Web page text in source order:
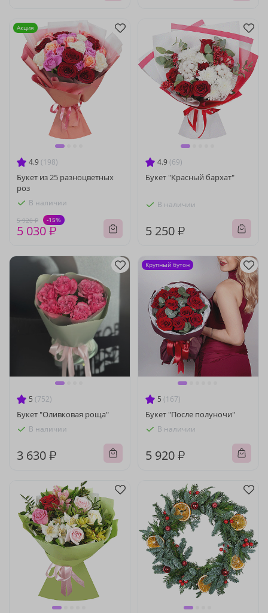
4.9 (198)
Букет из 25 разноцветных
роз
В наличии
5 920 ₽ -15%
5 030 ₽
Акция
4.9 (69)
Букет "Красный бархат"
В наличии
5 250 ₽
5 (752)
Букет "Оливковая роща"
В наличии
3 630 ₽
5 (167)
Букет "После полуночи"
В наличии
5 920 ₽
Крупный бутон